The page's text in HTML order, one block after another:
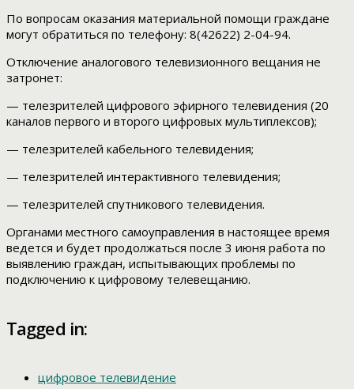
По вопросам оказания материальной помощи граждане
могут обратиться по телефону: 8(42622) 2-04-94.
Отключение аналогового телевизионного вещания не
затронет:
— телезрителей цифрового эфирного телевидения (20
каналов первого и второго цифровых мультиплексов);
— телезрителей кабельного телевидения;
— телезрителей интерактивного телевидения;
— телезрителей спутникового телевидения.
Органами местного самоуправления в настоящее время
ведется и будет продолжаться после 3 июня работа по
выявлению граждан, испытывающих проблемы по
подключению к цифровому телевещанию.
Tagged in:
цифровое телевидение